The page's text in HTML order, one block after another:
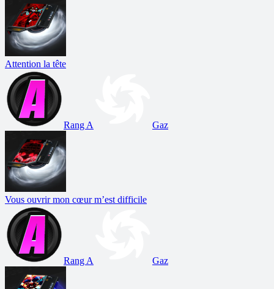
Attention la tête
Rang A Gaz
Vous ouvrir mon cœur m’est difficile
Rang A Gaz